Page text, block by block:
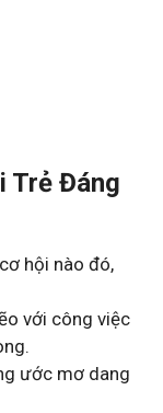
Trẻ Đáng
hội nào đó,
với công việc
ước mơ dang